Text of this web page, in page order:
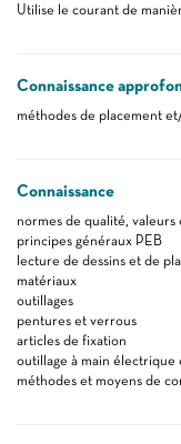
Utilise le courant de
Connaissance
méthodes de placement
Connaissance
normes de qualité, valeurs
principes généraux PEB
lecture de dessins et de
matériaux
outillages
pentures et verrous
articles de fixation
outillage à main électrique
méthodes et moyens de